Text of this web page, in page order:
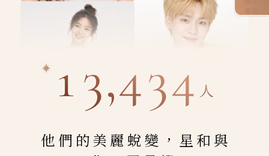
客服
13,434 人
他們的美麗蛻變，星和與